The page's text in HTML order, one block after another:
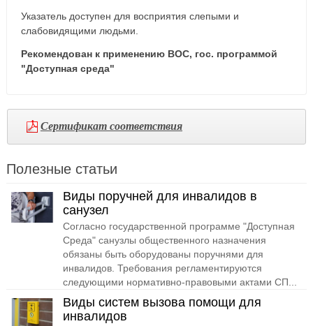
Указатель доступен для восприятия слепыми и
слабовидящими людьми.
Рекомендован к применению ВОС, гос. программой
"Доступная среда"
Сертификат соответствия
Полезные статьи
Виды поручней для инвалидов в
санузел
Согласно государственной программе "Доступная
Среда" санузлы общественного назначения
обязаны быть оборудованы поручнями для
инвалидов. Требования регламентируются
следующими нормативно-правовыми актами СП...
Виды систем вызова помощи для
инвалидов